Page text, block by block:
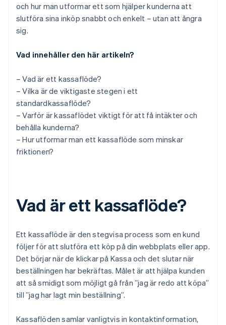
Stärk säkerheten
Gör det enkelt att spara kundvagnen eller komma
tillbaka senare
och hur man utformar ett som hjälper kunderna att
slutföra sina inköp snabbt och enkelt – utan att ångra
sig.
Vad innehåller den här artikeln?
– Vad är ett kassaflöde?
– Vilka är de viktigaste stegen i ett
standardkassaflöde?
– Varför är kassaflödet viktigt för att få intäkter och
behålla kunderna?
– Hur utformar man ett kassaflöde som minskar
friktionen?
Vad är ett kassaflöde?
Ett kassaflöde är den stegvisa process som en kund
följer för att slutföra ett köp på din webbplats eller app.
Det börjar när de klickar på Kassa och det slutar när
beställningen har bekräftas. Målet är att hjälpa kunden
att så smidigt som möjligt gå från ”jag är redo att köpa”
till ”jag har lagt min beställning”.
Kassaflöden samlar vanligtvis in kontaktinformation,